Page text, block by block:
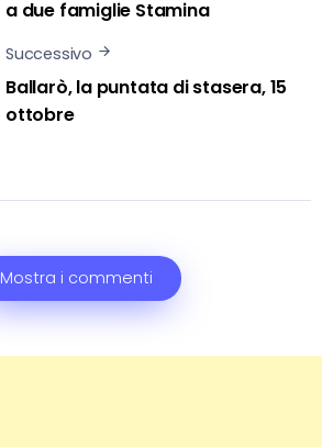
a due famiglie Stamina
Successivo
Ballarò, la puntata di stasera, 15
ottobre
Mostra i commenti